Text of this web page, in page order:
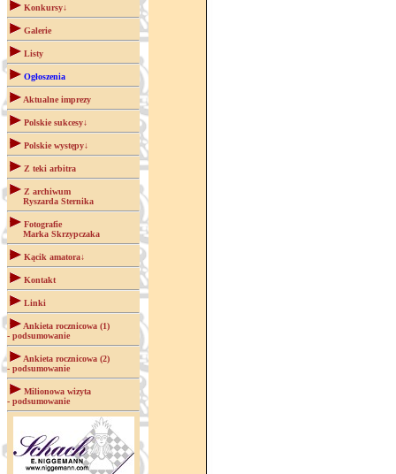
Konkursy↓
Galerie
Listy
Ogłoszenia
Aktualne imprezy
Polskie sukcesy↓
Polskie występy↓
Z teki arbitra
Z archiwum
Ryszarda Sternika
Fotografie
Marka Skrzypczaka
Kącik amatora↓
Kontakt
Linki
Ankieta rocznicowa (1)
- podsumowanie
Ankieta rocznicowa (2)
- podsumowanie
Milionowa wizyta
- podsumowanie